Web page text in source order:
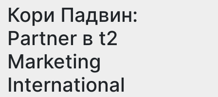
Кори Падвин:
Partner в t2
Marketing
International